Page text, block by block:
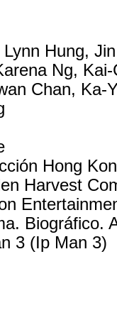
Hung,
Ng,
Chan, Ka-
Hong
Harvest
Biográfico.
3 (Ip Man 3)